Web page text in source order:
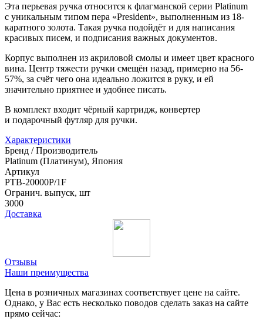
Эта перьевая ручка относится к флагманской серии Platinum
с уникальным типом пера «President», выполненным из 18-
каратного золота. Такая ручка подойдёт и для написания
красивых писем, и подписания важных документов.
Корпус выполнен из акриловой смолы и имеет цвет красного
вина. Центр тяжести ручки смещён назад, примерно на 56-
57%, за счёт чего она идеально ложится в руку, и ей
значительно приятнее и удобнее писать.
В комплект входит чёрный картридж, конвертер
и подарочный футляр для ручки.
Характеристики
Бренд / Производитель
Platinum (Платинум), Япония
Артикул
PTB-20000P/1F
Огранич. выпуск, шт
3000
Доставка
Отзывы
Наши преимущества
Цена в розничных магазинах соответствует цене на сайте.
Однако, у Вас есть несколько поводов сделать заказ на сайте
прямо сейчас: